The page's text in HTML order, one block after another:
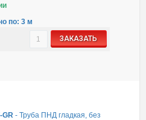
по: 3 м
ЗАКАЗАТЬ
GR -Труба ПНД гладкая, без